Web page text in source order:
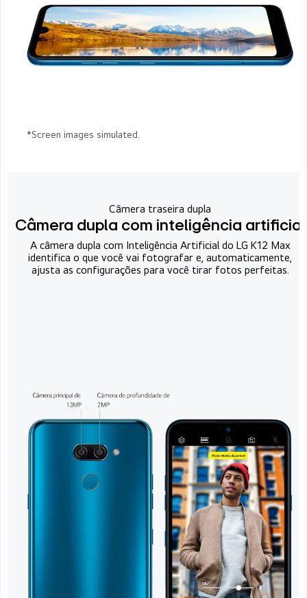
*Screen images simulated.
Câmera traseira dupla
Câmera dupla com inteligência artificial
A câmera dupla com Inteligência Artificial do LG K12 Max
identifica o que você vai fotografar e, automaticamente,
ajusta as configurações para você tirar fotos perfeitas.